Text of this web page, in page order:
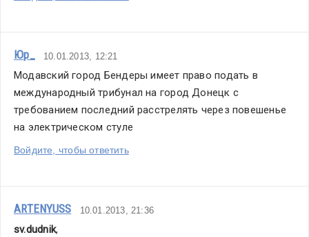
Юр_ 10.01.2013, 12:21
Модавский город Бендеры имеет право подать в
международный трибунал на город Донецк с
требованием последний расстрелять через повешенье
на электрическом стуле
Войдите, чтобы ответить
ARTENYUSS 10.01.2013, 21:36
sv.dudnik,